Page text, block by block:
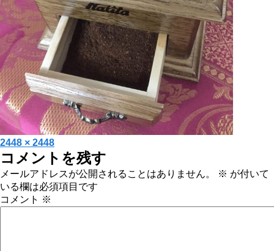
投
稿
日:
フ
ル
サ
イ
ズ
2448 × 2448
コメントを残す
メールアドレスが公開されることはありません。 ※ が付いて
いる欄は必須項目です
コメント ※